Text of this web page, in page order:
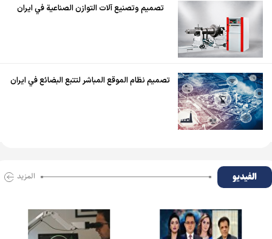
تصميم وتصنيع آلات التوازن الصناعية في ايران
تصميم نظام الموقع المباشر لتتبع البضائع في ايران
الفیدیو المزید